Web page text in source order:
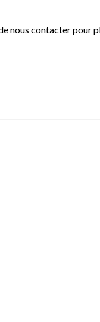
nous contacter pour